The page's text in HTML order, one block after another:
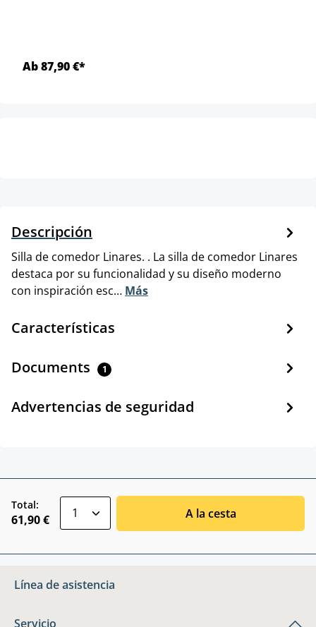
Ab 87,90 €*
Descripción
Silla de comedor Linares. . La silla de comedor Linares
destaca por su funcionalidad y su diseño moderno
con inspiración esc… Más
Características
Documents 1
Advertencias de seguridad
Total:
61,90 € A la cesta
Línea de asistencia
Servicio